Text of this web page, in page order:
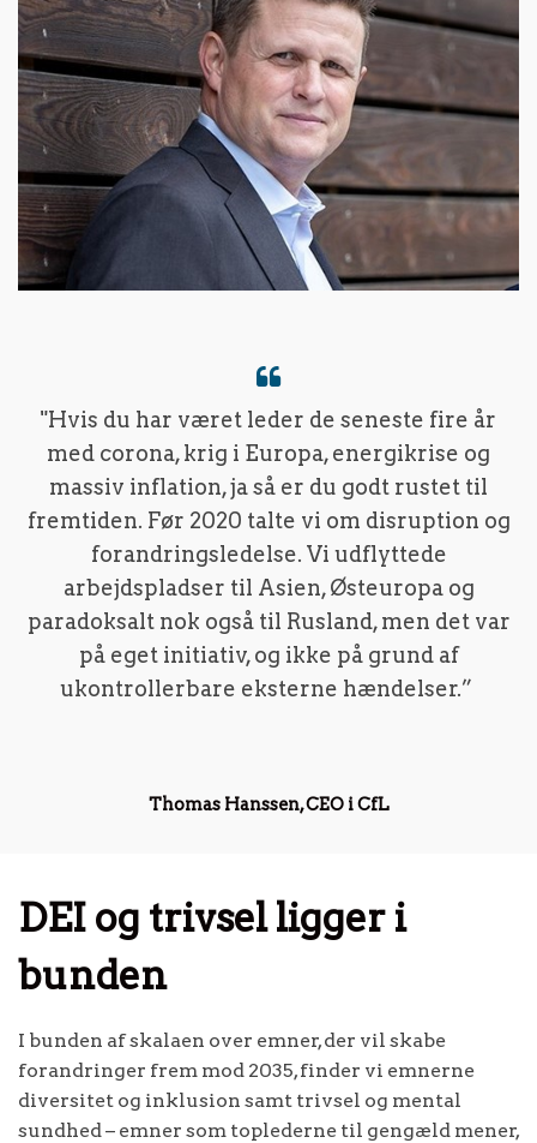
"Hvis du har været leder de seneste fire år
med corona, krig i Europa, energikrise og
massiv inflation, ja så er du godt rustet til
fremtiden. Før 2020 talte vi om disruption og
forandringsledelse. Vi udflyttede
arbejdspladser til Asien, Østeuropa og
paradoksalt nok også til Rusland, men det var
på eget initiativ, og ikke på grund af
ukontrollerbare eksterne hændelser.”
Thomas Hanssen, CEO i CfL
DEI og trivsel ligger i
bunden
I bunden af skalaen over emner, der vil skabe
forandringer frem mod 2035, finder vi emnerne
diversitet og inklusion samt trivsel og mental
sundhed – emner som toplederne til gengæld mener,